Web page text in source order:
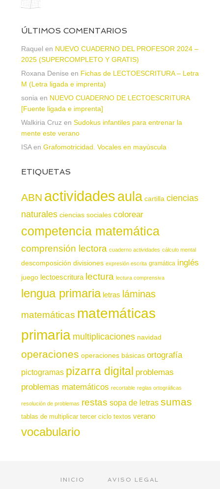
ÚLTIMOS COMENTARIOS
Raquel en NUEVO CUADERNO DEL PROFESOR 2024 –
2025 (SUPERCOMPLETO Y GRATIS)
Roxana Denise en Fichas de LECTOESCRITURA – Letra
M (Letra ligada e imprenta)
soniaen NUEVO CUADERNO DE LECTOESCRITURA
[Fuente ligada e imprenta]
Walkiria Cruzen Sudokus infantiles para entrenar la
mente este verano
ISAen Grafomotricidad. Vocales en mayúscula
ETIQUETAS
ABN actividadesaula cartilla ciencias
naturales ciencias sociales colorear
competencia matemática
comprensión lectora cuaderno actividades cálculo mental
descomposición divisiones expresión escrita gramática inglés
juego lectoescritura lectura lectura comprensiva
lengua primaria letras láminas
matemáticas matemáticas
primaria multiplicaciones navidad
operaciones operaciones básicas ortografía
pictogramas pizarra digital problemas
problemas matemáticos recortable reglas ortográficas
resolución de problemas restas sopa de letras sumas
tablas de multiplicar tercer ciclo textos verano
vocabulario
INICIO AVISO LEGAL